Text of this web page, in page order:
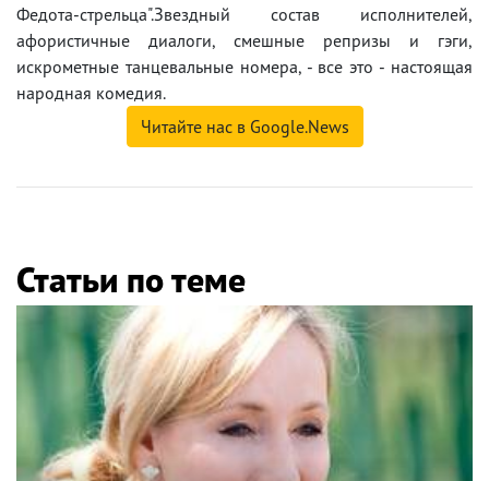
Федота-стрельца".Звездный состав исполнителей,
афористичные диалоги, смешные репризы и гэги,
искрометные танцевальные номера, - все это - настоящая
народная комедия.
Читайте нас в Google.News
Статьи по теме